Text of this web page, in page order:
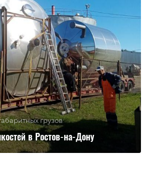
грузов
в Ростов-на-Дону